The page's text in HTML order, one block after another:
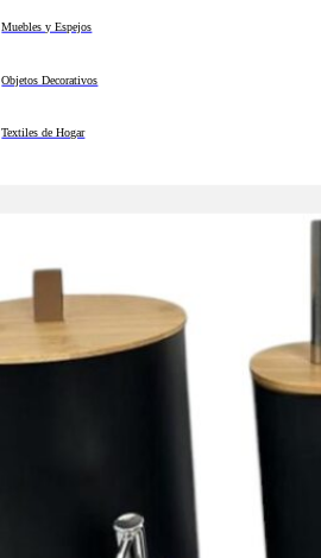
Muebles y Espejos
Objetos Decorativos
Textiles de Hogar